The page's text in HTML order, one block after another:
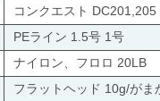
コンクエスト DC201,205
PEライン 1.5号 1号
ナイロン、フロロ 20LB
フラットヘッド 10g/がま